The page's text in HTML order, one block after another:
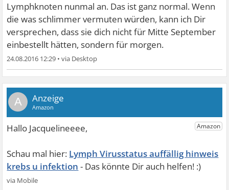
Lymphknoten nunmal an. Das ist ganz normal. Wenn
die was schlimmer vermuten würden, kann ich Dir
versprechen, dass sie dich nicht für Mitte September
einbestellt hätten, sondern für morgen.
24.08.2016 12:29 •
A
Lymph Virusstatus auffällig hinweis
krebs u infektion